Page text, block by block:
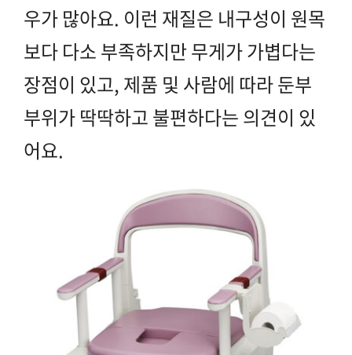
우가 많아요. 이런 재질은 내구성이 원목
보다 다소 부족하지만 무게가 가볍다는
장점이 있고, 제품 및 사람에 따라 둔부
부위가 딱딱하고 불편하다는 의견이 있
어요.